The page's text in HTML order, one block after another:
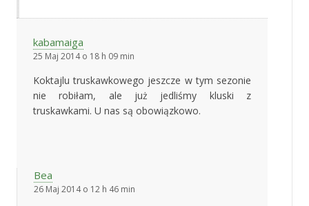
kabamaiga
25 Maj 2014 o 18 h 09 min
Koktajlu truskawkowego jeszcze w tym sezonie
nie robiłam, ale już jedliśmy kluski z
truskawkami. U nas są obowiązkowo.
Bea
26 Maj 2014 o 12 h 46 min